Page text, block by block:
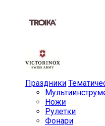
Праздники
Ножи
Рулетки
Фонари